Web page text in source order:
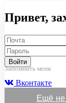
Привет,
Войти
Запомнить меня
Вконтакте
Ещё